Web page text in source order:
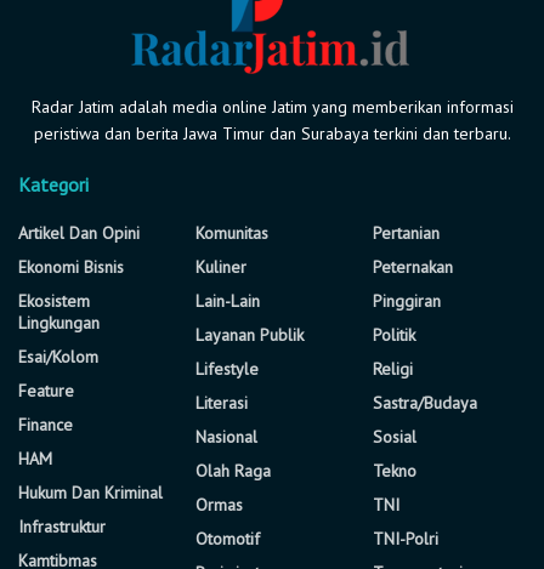
Radar Jatim adalah media online Jatim yang memberikan informasi
peristiwa dan berita Jawa Timur dan Surabaya terkini dan terbaru.
Kategori
Artikel Dan Opini
Ekonomi Bisnis
Ekosistem
Lingkungan
Esai/Kolom
Feature
Finance
HAM
Hukum Dan Kriminal
Infrastruktur
Kamtibmas
Komunitas
Kuliner
Lain-Lain
Layanan Publik
Lifestyle
Literasi
Nasional
Olah Raga
Ormas
Otomotif
Pertanian
Peternakan
Pinggiran
Politik
Religi
Sastra/Budaya
Sosial
Tekno
TNI
TNI-Polri